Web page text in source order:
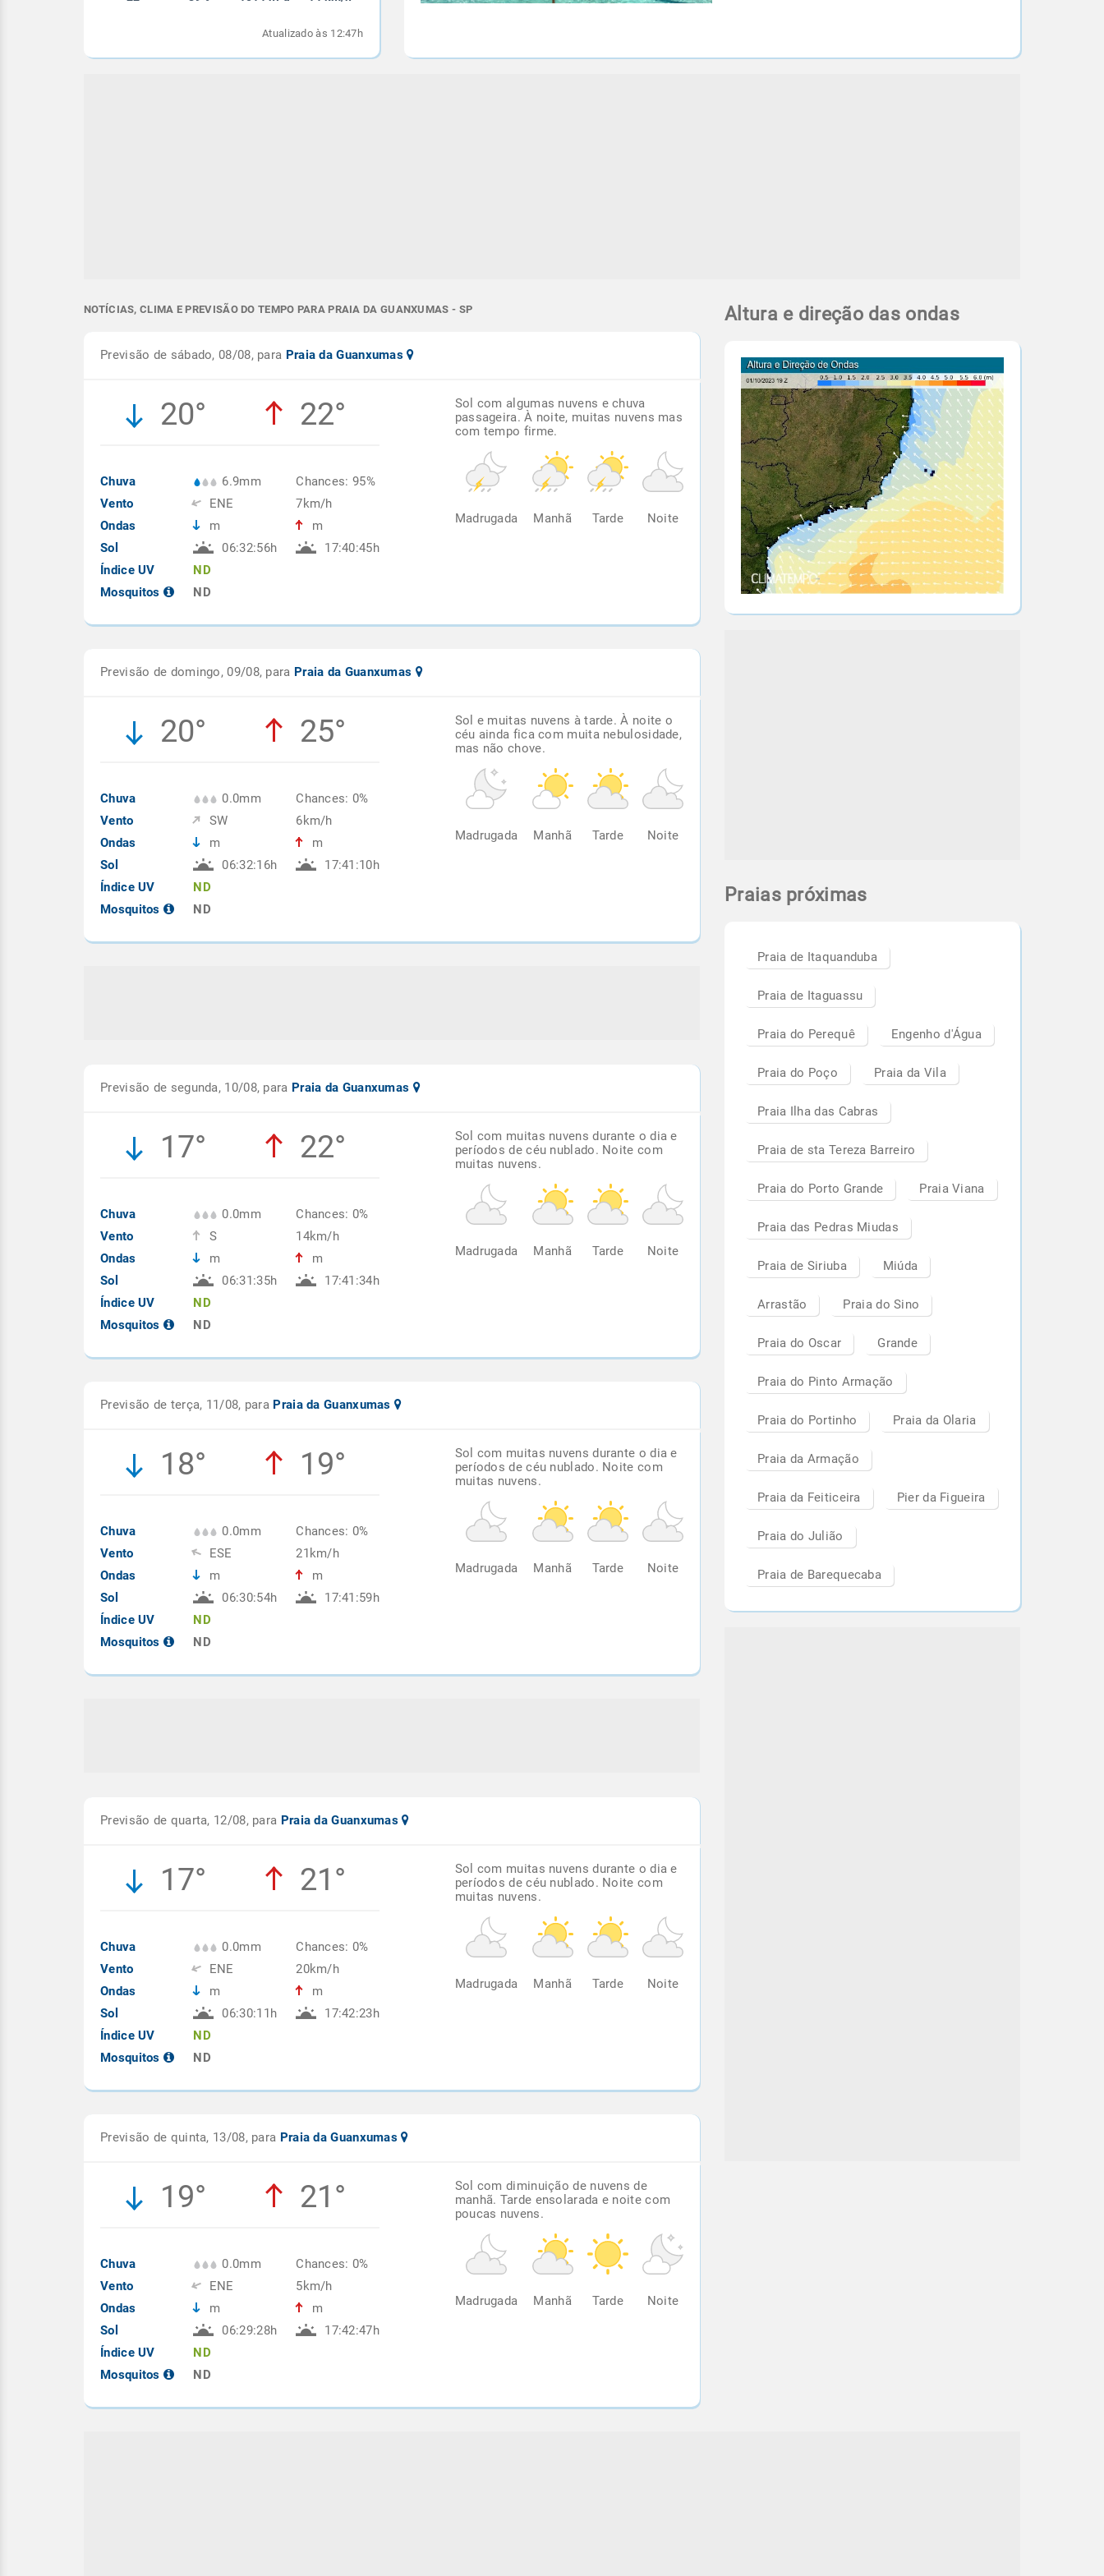
Atualizado às 12:47h
NOTÍCIAS, CLIMA E PREVISÃO DO TEMPO PARA PRAIA DA GUANXUMAS - SP
Previsão de sábado, 08/08, para Praia da Guanxumas
20° 22°
Chuva
Vento
Ondas
Sol
Índice UV
Mosquitos
6.9mm
ENE
m
06:32:56h
ND
ND
Chances: 95%
7km/h
m
17:40:45h
Sol com algumas nuvens e chuva
passageira. À noite, muitas nuvens mas
com tempo firme.
Madrugada Manhã Tarde Noite
Previsão de domingo, 09/08, para Praia da Guanxumas
20° 25°
Chuva
Vento
Ondas
Sol
Índice UV
Mosquitos
0.0mm
SW
m
06:32:16h
ND
ND
Chances: 0%
6km/h
m
17:41:10h
Sol e muitas nuvens à tarde. À noite o
céu ainda fica com muita nebulosidade,
mas não chove.
Madrugada Manhã Tarde Noite
Previsão de segunda, 10/08, para Praia da Guanxumas
17° 22°
Chuva
Vento
Ondas
Sol
Índice UV
Mosquitos
0.0mm
S
m
06:31:35h
ND
ND
Chances: 0%
14km/h
m
17:41:34h
Sol com muitas nuvens durante o dia e
períodos de céu nublado. Noite com
muitas nuvens.
Madrugada Manhã Tarde Noite
Previsão de terça, 11/08, para Praia da Guanxumas
18° 19°
Chuva
Vento
Ondas
Sol
Índice UV
Mosquitos
0.0mm
ESE
m
06:30:54h
ND
ND
Chances: 0%
21km/h
m
17:41:59h
Sol com muitas nuvens durante o dia e
períodos de céu nublado. Noite com
muitas nuvens.
Madrugada Manhã Tarde Noite
Previsão de quarta, 12/08, para Praia da Guanxumas
17° 21°
Chuva
Vento
Ondas
Sol
Índice UV
Mosquitos
0.0mm
ENE
m
06:30:11h
ND
ND
Chances: 0%
20km/h
m
17:42:23h
Sol com muitas nuvens durante o dia e
períodos de céu nublado. Noite com
muitas nuvens.
Madrugada Manhã Tarde Noite
Previsão de quinta, 13/08, para Praia da Guanxumas
19° 21°
Chuva
Vento
Ondas
Sol
Índice UV
Mosquitos
0.0mm
ENE
m
06:29:28h
ND
ND
Chances: 0%
5km/h
m
17:42:47h
Sol com diminuição de nuvens de
manhã. Tarde ensolarada e noite com
poucas nuvens.
Madrugada Manhã Tarde Noite
Altura e direção das ondas
Praias próximas
Praia de Itaquanduba
Praia de Itaguassu
Praia do Perequê Engenho d'Água
Praia do Poço Praia da Vila
Praia Ilha das Cabras
Praia de sta Tereza Barreiro
Praia do Porto Grande Praia Viana
Praia das Pedras Miudas
Praia de Siriuba Miúda
Arrastão Praia do Sino
Praia do Oscar Grande
Praia do Pinto Armação
Praia do Portinho Praia da Olaria
Praia da Armação
Praia da Feiticeira Pier da Figueira
Praia do Julião
Praia de Barequecaba